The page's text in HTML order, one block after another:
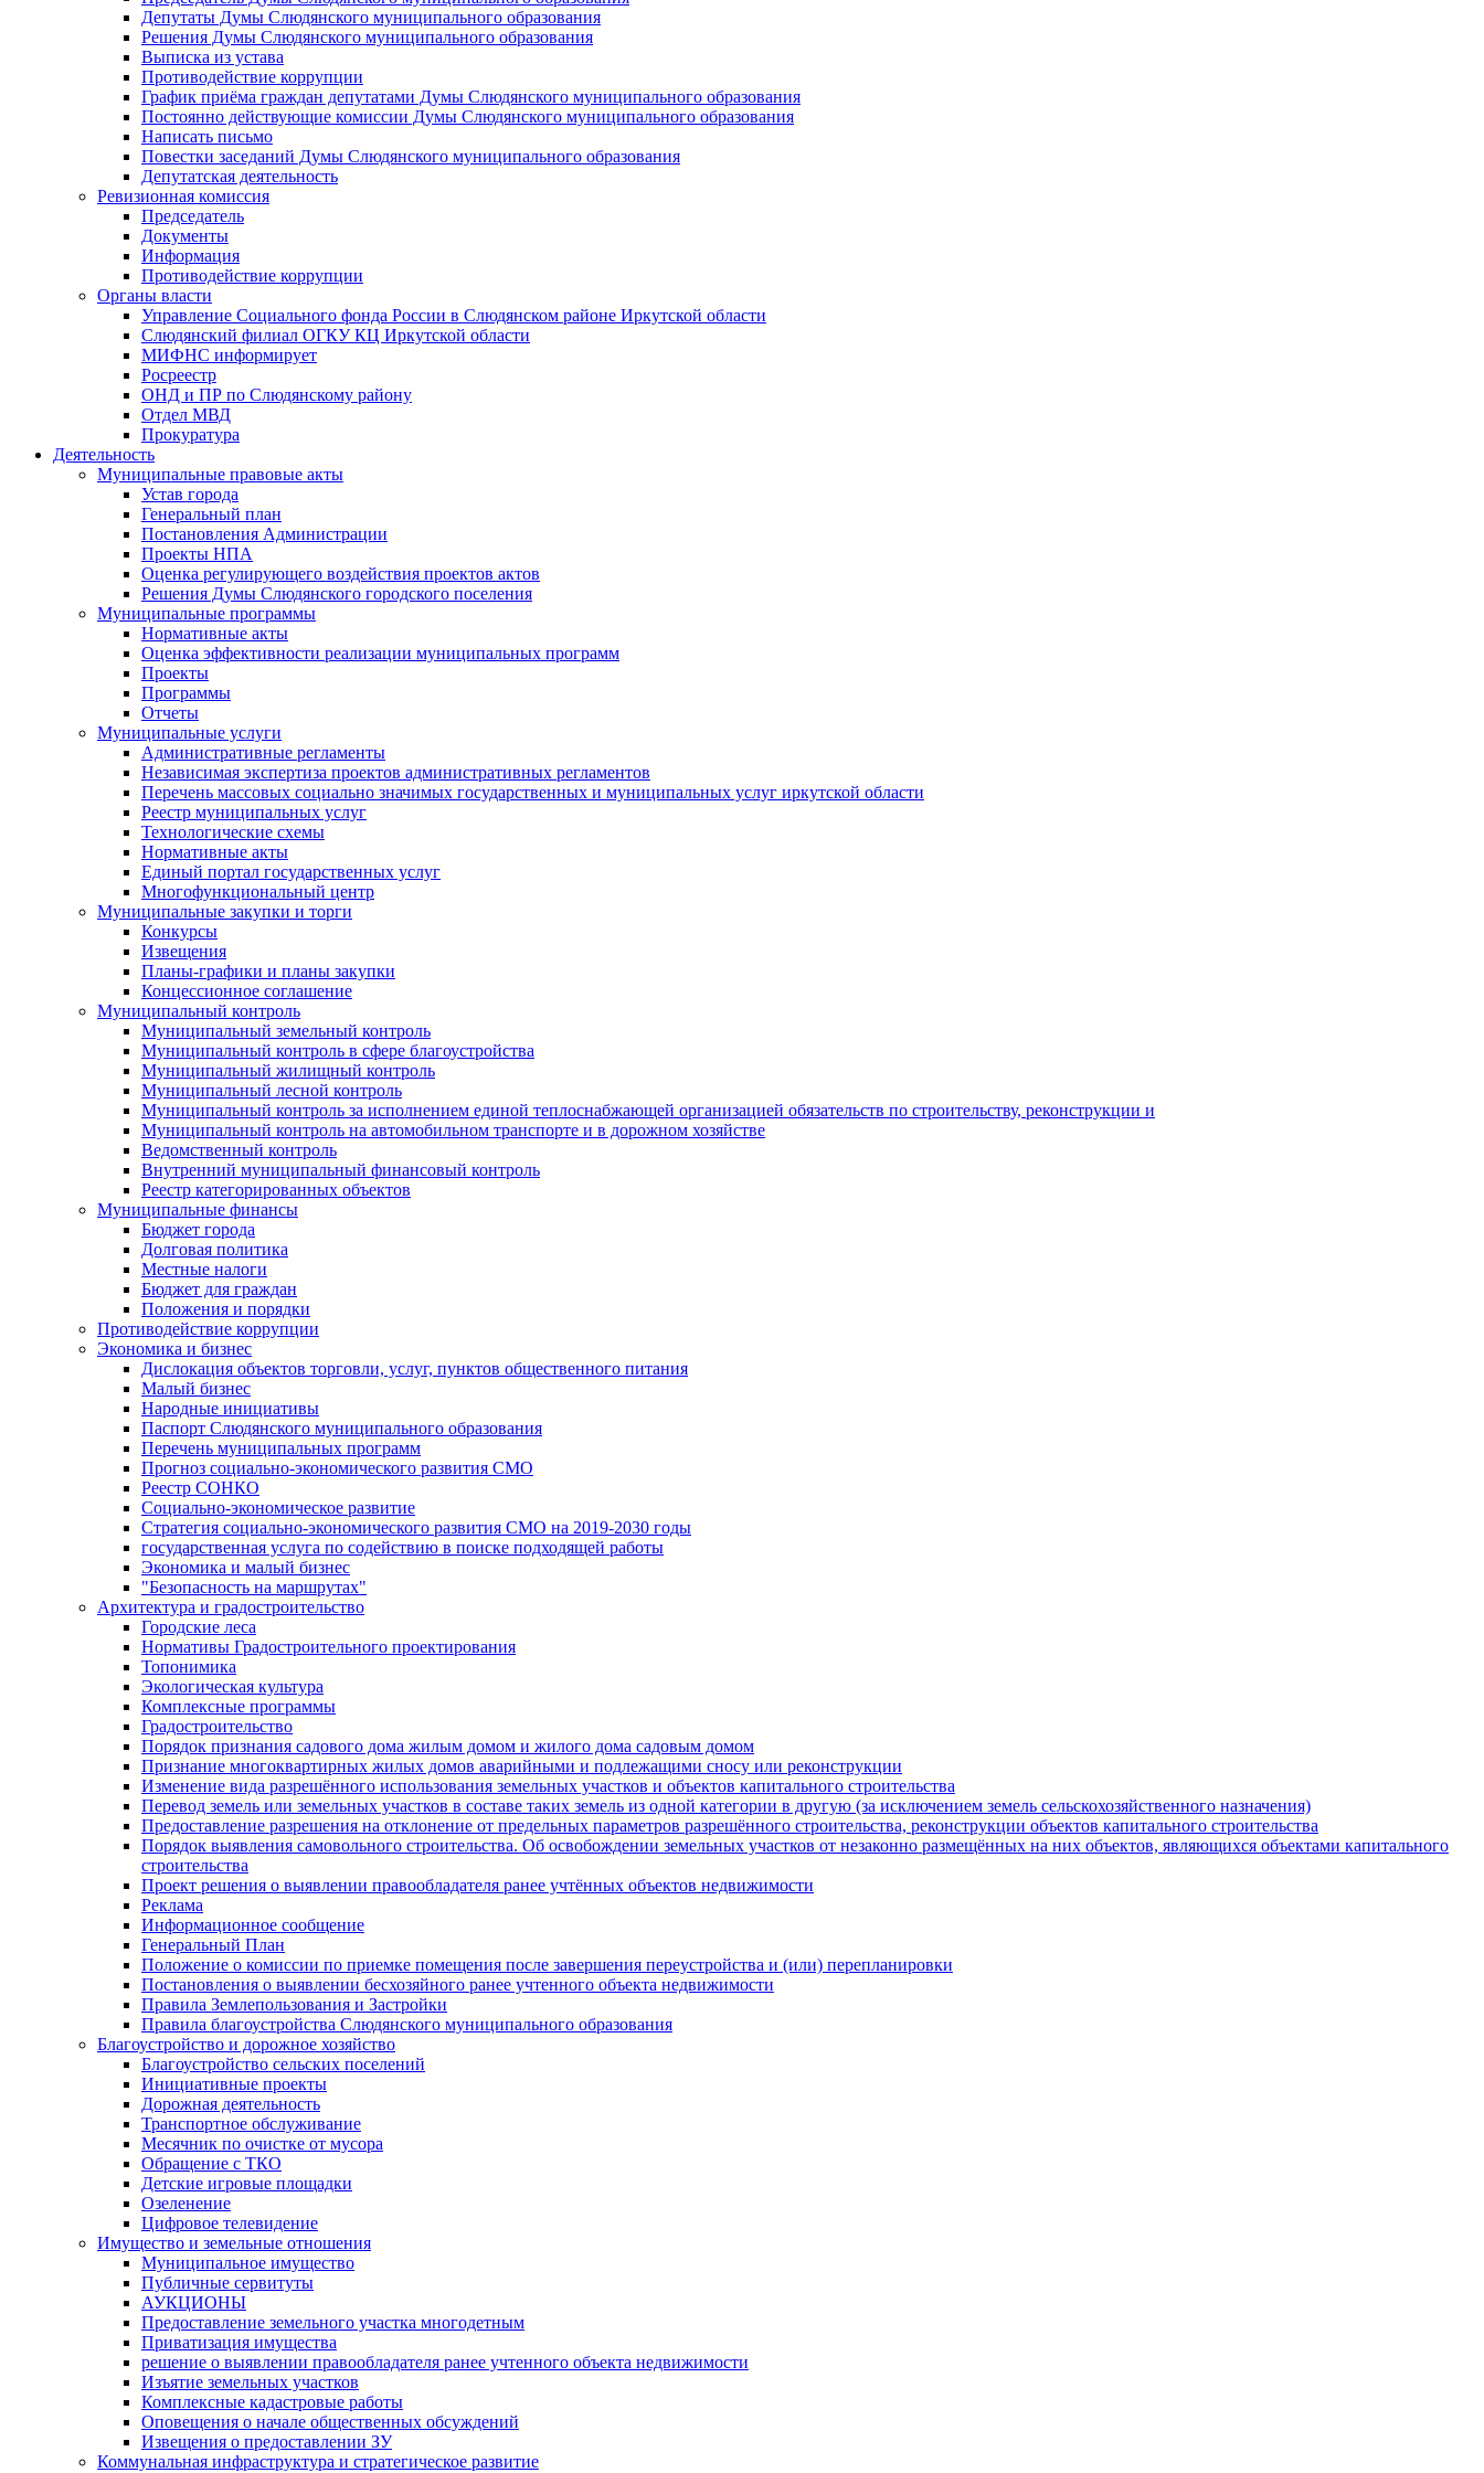
Депутаты Думы Слюдянского муниципального образования
Решения Думы Слюдянского муниципального образования
Выписка из устава
Противодействие коррупции
График приёма граждан депутатами Думы Слюдянского муниципального образования
Постоянно действующие комиссии Думы Слюдянского муниципального образования
Написать письмо
Повестки заседаний Думы Слюдянского муниципального образования
Депутатская деятельность
Ревизионная комиссия
Председатель
Документы
Информация
Противодействие коррупции
Органы власти
Управление Социального фонда России в Слюдянском районе Иркутской области
Слюдянский филиал ОГКУ КЦ Иркутской области
МИФНС информирует
Росреестр
ОНД и ПР по Слюдянскому району
Отдел МВД
Прокуратура
Деятельность
Муниципальные правовые акты
Устав города
Генеральный план
Постановления Администрации
Проекты НПА
Оценка регулирующего воздействия проектов актов
Решения Думы Слюдянского городского поселения
Муниципальные программы
Нормативные акты
Оценка эффективности реализации муниципальных программ
Проекты
Программы
Отчеты
Муниципальные услуги
Административные регламенты
Независимая экспертиза проектов административных регламентов
Перечень массовых социально значимых государственных и муниципальных услуг иркутской области
Реестр муниципальных услуг
Технологические схемы
Нормативные акты
Единый портал государственных услуг
Многофункциональный центр
Муниципальные закупки и торги
Конкурсы
Извещения
Планы-графики и планы закупки
Концессионное соглашение
Муниципальный контроль
Муниципальный земельный контроль
Муниципальный контроль в сфере благоустройства
Муниципальный жилищный контроль
Муниципальный лесной контроль
Муниципальный контроль за исполнением единой теплоснабжающей организацией обязательств по строительству, реконструкции и
Муниципальный контроль на автомобильном транспорте и в дорожном хозяйстве
Ведомственный контроль
Внутренний муниципальный финансовый контроль
Реестр категорированных объектов
Муниципальные финансы
Бюджет города
Долговая политика
Местные налоги
Бюджет для граждан
Положения и порядки
Противодействие коррупции
Экономика и бизнес
Дислокация объектов торговли, услуг, пунктов общественного питания
Малый бизнес
Народные инициативы
Паспорт Слюдянского муниципального образования
Перечень муниципальных программ
Прогноз социально-экономического развития СМО
Реестр СОНКО
Социально-экономическое развитие
Стратегия социально-экономического развития СМО на 2019-2030 годы
государственная услуга по содействию в поиске подходящей работы
Экономика и малый бизнес
"Безопасность на маршрутах"
Архитектура и градостроительство
Городские леса
Нормативы Градостроительного проектирования
Топонимика
Экологическая культура
Комплексные программы
Градостроительство
Порядок признания садового дома жилым домом и жилого дома садовым домом
Признание многоквартирных жилых домов аварийными и подлежащими сносу или реконструкции
Изменение вида разрешённого использования земельных участков и объектов капитального строительства
Перевод земель или земельных участков в составе таких земель из одной категории в другую (за исключением земель сельскохозяйственного назначения)
Предоставление разрешения на отклонение от предельных параметров разрешённого строительства, реконструкции объектов капитального строительства
Порядок выявления самовольного строительства. Об освобождении земельных участков от незаконно размещённых на них объектов, являющихся объектами капитального
строительства
Проект решения о выявлении правообладателя ранее учтённых объектов недвижимости
Реклама
Информационное сообщение
Генеральный План
Положение о комиссии по приемке помещения после завершения переустройства и (или) перепланировки
Постановления о выявлении бесхозяйного ранее учтенного объекта недвижимости
Правила Землепользования и Застройки
Правила благоустройства Слюдянского муниципального образования
Благоустройство и дорожное хозяйство
Благоустройство сельских поселений
Инициативные проекты
Дорожная деятельность
Транспортное обслуживание
Месячник по очистке от мусора
Обращение с ТКО
Детские игровые площадки
Озеленение
Цифровое телевидение
Имущество и земельные отношения
Муниципальное имущество
Публичные сервитуты
АУКЦИОНЫ
Предоставление земельного участка многодетным
Приватизация имущества
решение о выявлении правообладателя ранее учтенного объекта недвижимости
Изъятие земельных участков
Комплексные кадастровые работы
Оповещения о начале общественных обсуждений
Извещения о предоставлении ЗУ
Коммунальная инфраструктура и стратегическое развитие